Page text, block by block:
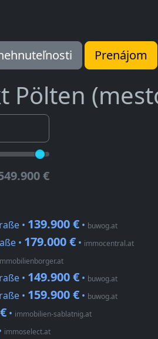
Prenájom
Pölten
€
• 139.900 € • buwog.at
• 179.000 € • immocentral.at
• 149.900 € • buwog.at
• 159.900 € • buwog.at
• immobilien-sablatnig.at
immoselect.at